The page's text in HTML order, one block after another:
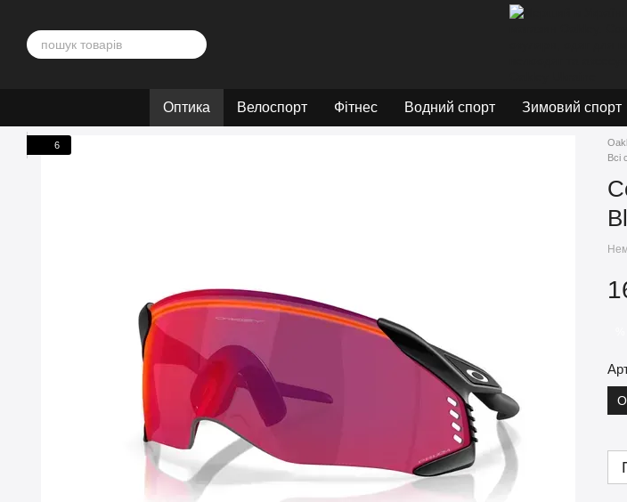
Оптика Велоспорт Фітнес Водний спорт Зимовий спорт
6
Всі